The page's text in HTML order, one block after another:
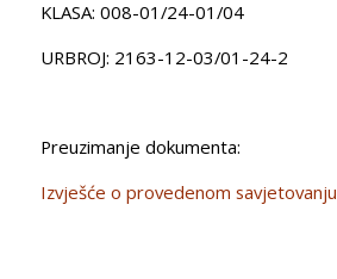
KLASA: 008-01/24-01/04
URBROJ: 2163-12-03/01-24-2
Preuzimanje dokumenta:
Izvješće o provedenom savjetovanju